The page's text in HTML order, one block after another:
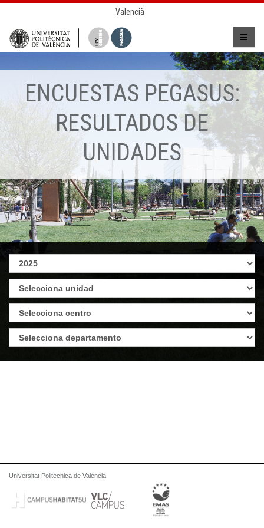
Valencià
ENCUESTAS PEGASUS:
RESULTADOS DE
UNIDADES
Universitat Politècnica de València